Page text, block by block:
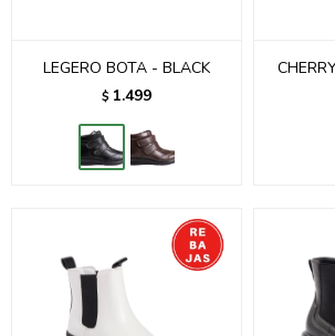
LEGERO BOTA - BLACK
$ 1.499